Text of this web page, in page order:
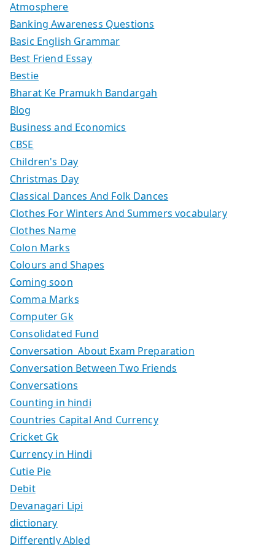
Atmosphere
Banking Awareness Questions
Basic English Grammar
Best Friend Essay
Bestie
Bharat Ke Pramukh Bandargah
Blog
Business and Economics
CBSE
Children's Day
Christmas Day
Classical Dances And Folk Dances
Clothes For Winters And Summers vocabulary
Clothes Name
Colon Marks
Colours and Shapes
Coming soon
Comma Marks
Computer Gk
Consolidated Fund
Conversation About Exam Preparation
Conversation Between Two Friends
Conversations
Counting in hindi
Countries Capital And Currency
Cricket Gk
Currency in Hindi
Cutie Pie
Debit
Devanagari Lipi
dictionary
Differently Abled